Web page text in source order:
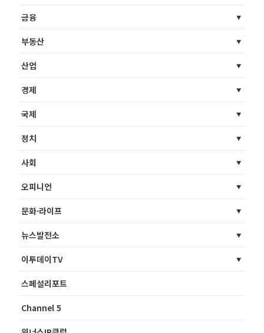
금융
부동산
산업
경제
국제
정치
사회
오피니언
문화·라이프
뉴스발전소
이투데이TV
스페셜리포트
Channel 5